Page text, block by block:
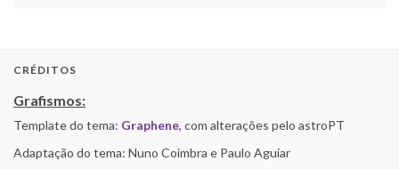
CRÉDITOS
Grafismos:
Template do tema: Graphene, com alterações pelo astroPT
Adaptação do tema: Nuno Coimbra e Paulo Aguiar